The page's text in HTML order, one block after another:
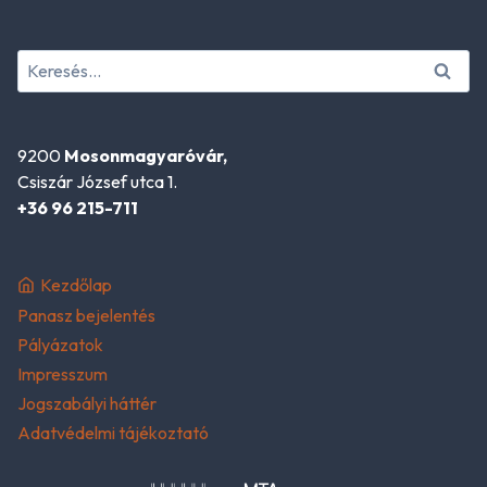
Keresés:
9200 Mosonmagyaróvár,
Csiszár József utca 1.
+36 96 215-711
Kezdőlap
Panasz bejelentés
Pályázatok
Impresszum
Jogszabályi háttér
Adatvédelmi tájékoztató